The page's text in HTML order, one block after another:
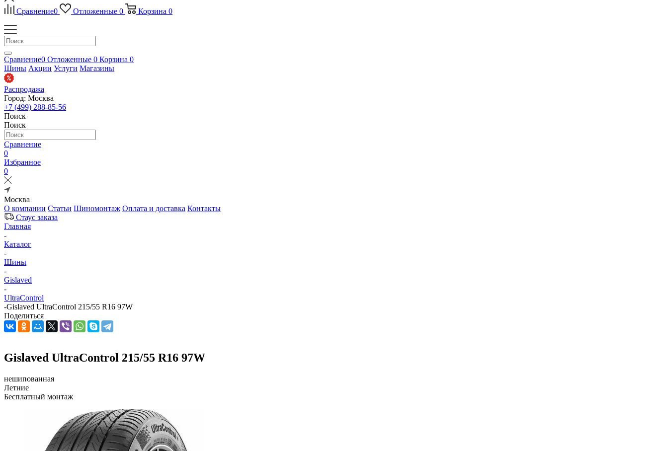
Сравнение0 Отложенные 0 Корзина 0
Сравнение0 Отложенные 0 Корзина 0
Шины Акции Услуги Магазины
Распродажа
Город: Москва
+7 (499) 288-85-56
Поиск
Поиск
Сравнение
0
Избранное
0
Москва
О компании Статьи Шиномонтаж Оплата и доставка Контакты
Стаус заказа
Главная
-
Каталог
-
Шины
-
Gislaved
-
UltraControl
-Gislaved UltraControl 215/55 R16 97W
Поделиться
Gislaved UltraControl 215/55 R16 97W
нешипованная
Летние
Бесплатный монтаж